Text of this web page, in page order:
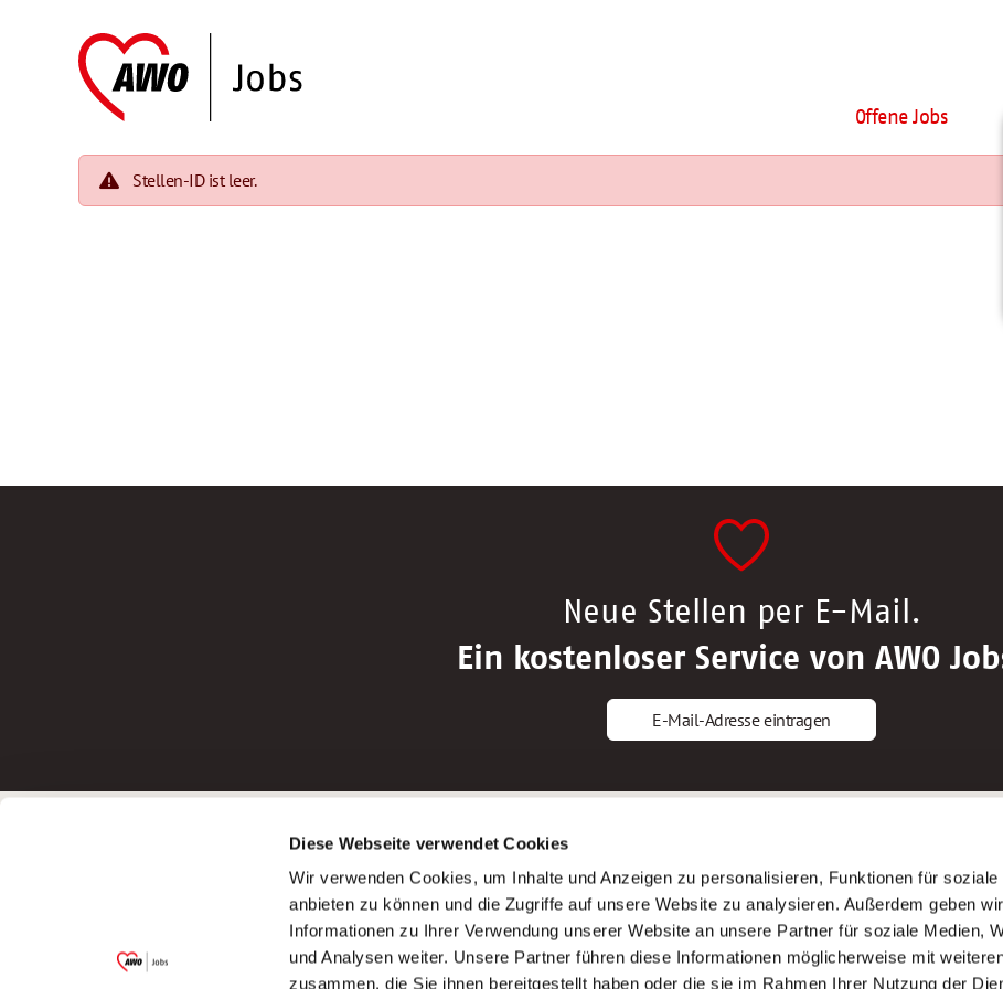
Diese Webseite verwendet Cookies
Wir verwenden Cookies, um Inhalte und Anzeigen zu personalisieren, Funktionen für soziale
anbieten zu können und die Zugriffe auf unsere Website zu analysieren. Außerdem geben wir
Informationen zu Ihrer Verwendung unserer Website an unsere Partner für soziale Medien,
und Analysen weiter. Unsere Partner führen diese Informationen möglicherweise mit
zusammen, die Sie ihnen bereitgestellt haben oder die sie im Rahmen Ihrer Nutzung der
Offene Jobs
Stellen-ID ist leer.
Neue Stellen per E-Mail.
Ein kostenloser Service von AWO
E-Mail-Adresse eintragen
Garitz Bewirtschaftungsbetriebe GmbH
(Ein Tochterunternehmen des AWO
Bezirksverbandes Unterfranken e.V.)
Bewerbungstipps
Bewerbung als Altenpfleger*in
Bewerbung als Krankenpfleger*in
Bewerbung als Altenpflegehelfer*in
Bewerbung als Erzieher*in
AWO Gliederungen nach Bundesland
Stellenangebote nach Bundesländern
Sitemap
Impressum
Datenschutz